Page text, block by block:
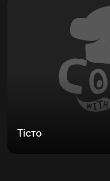
Тісто